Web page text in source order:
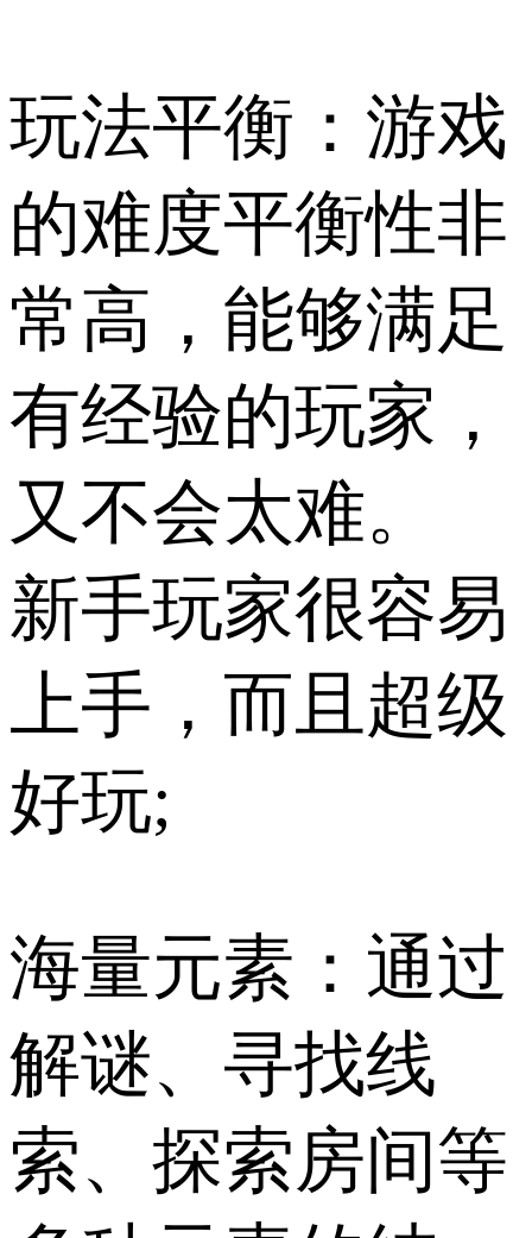
玩法平衡：游戏
的难度平衡性非
常高，能够满足
有经验的玩家，
又不会太难。
新手玩家很容易
上手，而且超级
好玩;
海量元素：通过
解谜、寻找线
索、探索房间等